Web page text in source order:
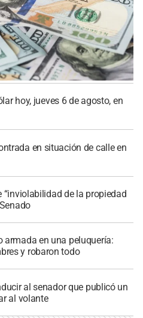
hoy, jueves 6 de agosto, en
en situación de calle en
“inviolabilidad de la propiedad
en una peluquería:
y robaron todo
al senador que publicó un
al volante